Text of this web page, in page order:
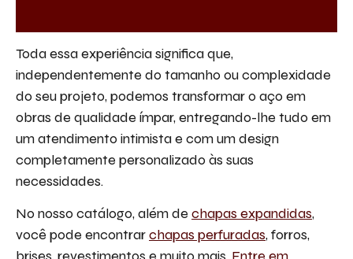
Toda essa experiência significa que,
independentemente do tamanho ou complexidade
do seu projeto, podemos transformar o aço em
obras de qualidade ímpar, entregando-lhe tudo em
um atendimento intimista e com um design
completamente personalizado às suas
necessidades.
No nosso catálogo, além de chapas expandidas,
você pode encontrarchapas perfuradas, forros,